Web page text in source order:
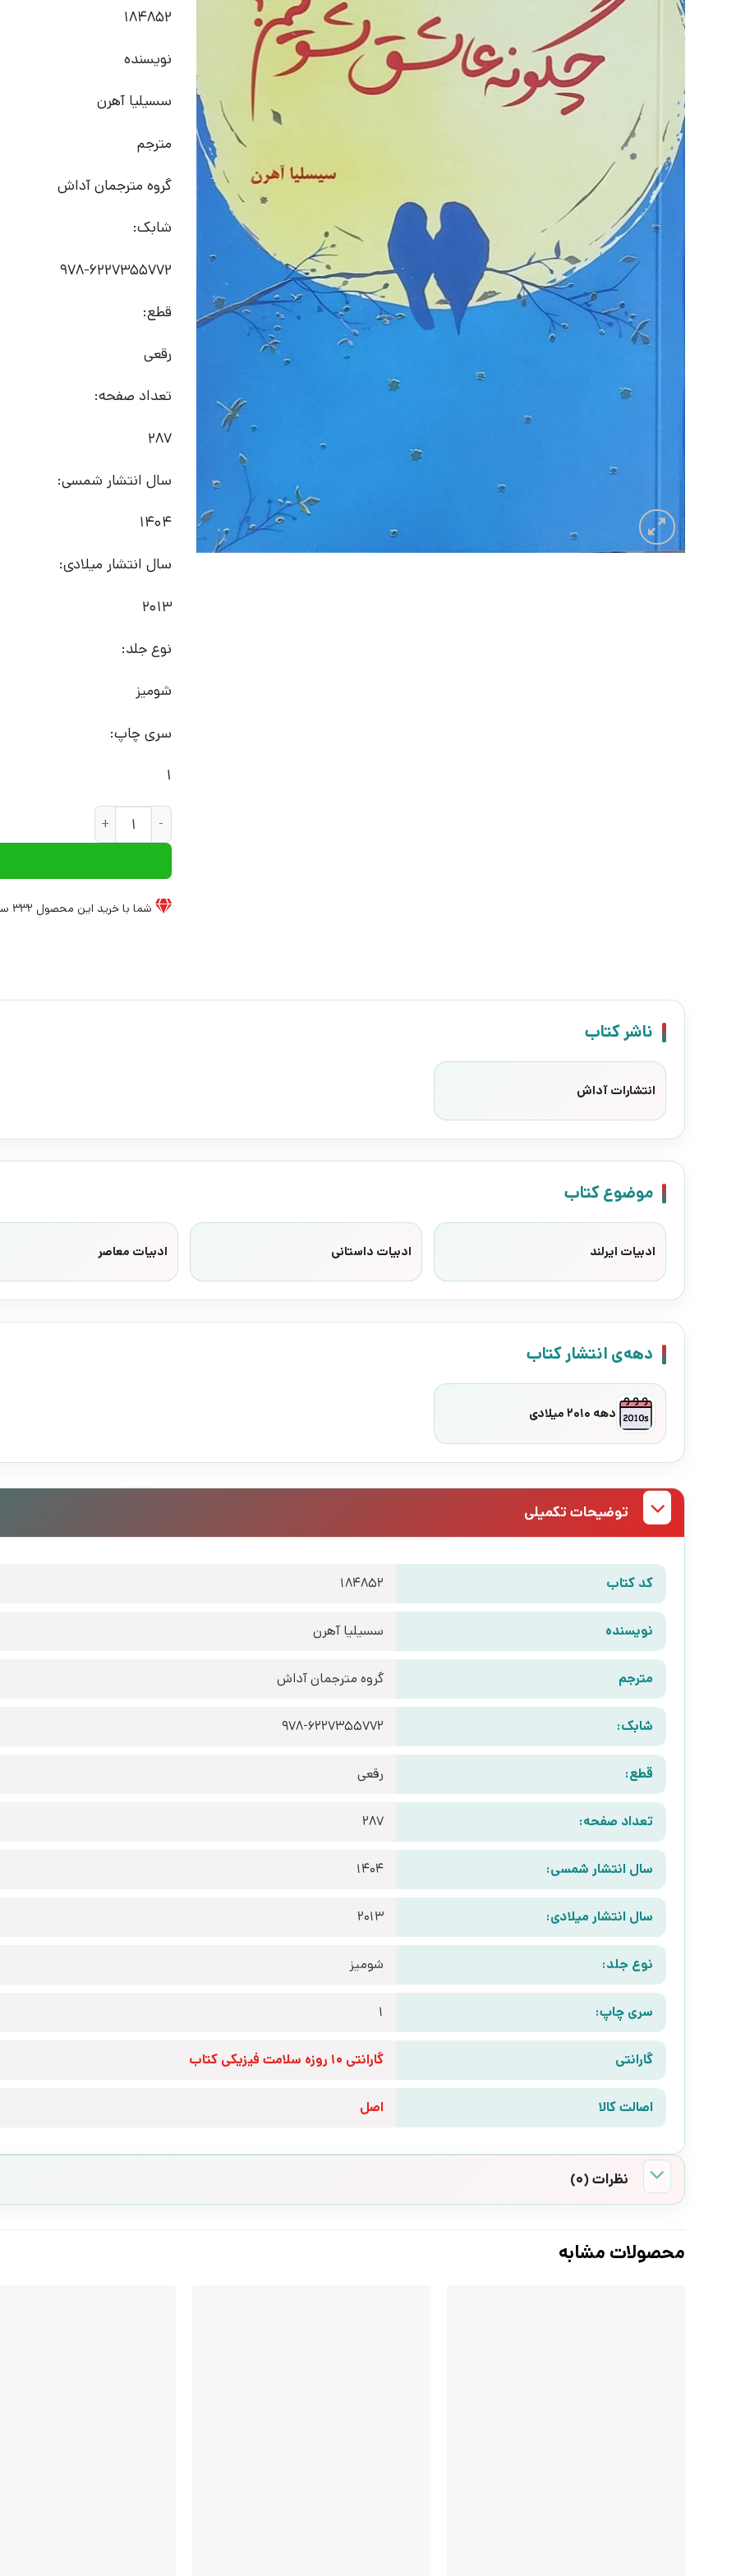
184852
نویسنده
سسیلیا آهرن
مترجم
گروه مترجمان آداش
شابک:
قطع:
رقعی
تعداد صفحه:
287
سال انتشار شمسی:
1404
سال انتشار میلادی:
2013
نوع جلد:
شومیز
سری چاپ:
1
کتاب چگونه عاشق شویم؟ |
شما با خرید این محصول 332
ناشر کتاب
انتشارات آداش
موضوع کتاب
ادبیات ایرلند ادبیات داستانی ادبیات معاصر
دهه‌ی انتشار کتاب
دهه 2010 میلادی
توضیحات تکمیلی
کد کتاب 184852
نویسنده سسیلیا آهرن
مترجم گروه مترجمان آداش
شابک:
قطع: رقعی
تعداد صفحه: 287
سال انتشار شمسی: 1404
سال انتشار میلادی: 2013
نوع جلد: شومیز
سری چاپ: 1
گارانتی گارانتی 10 روزه سلامت فیزیکی کتاب
اصالت کالا اصل
نظرات (0)
محصولات مشابه